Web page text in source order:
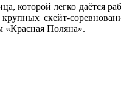
которой легко
скейт-
«Красная Поляна».